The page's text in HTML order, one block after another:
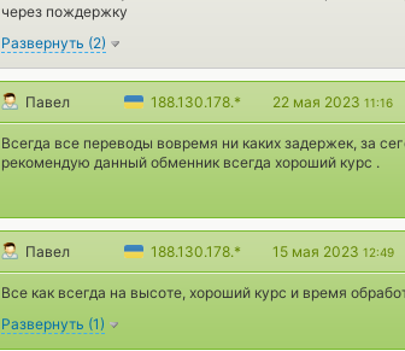
через пождержку
Развернуть (2)
Павел 188.130.178.* 22 мая 2023 11:16
Всегда все переводы вовремя ни каких задержек, за
рекомендую данный обменник всегда хороший курс .
Павел 188.130.178.* 15 мая 2023 12:49
Все как всегда на высоте, хороший курс и время
Развернуть (1)